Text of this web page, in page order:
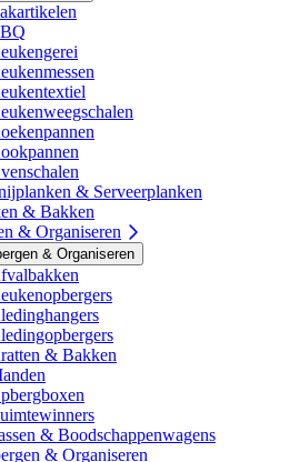
& Serveerplanken
& Bakken
& Organiseren
& Organiseren
& Bakken
& Boodschappenwagens
& Organiseren